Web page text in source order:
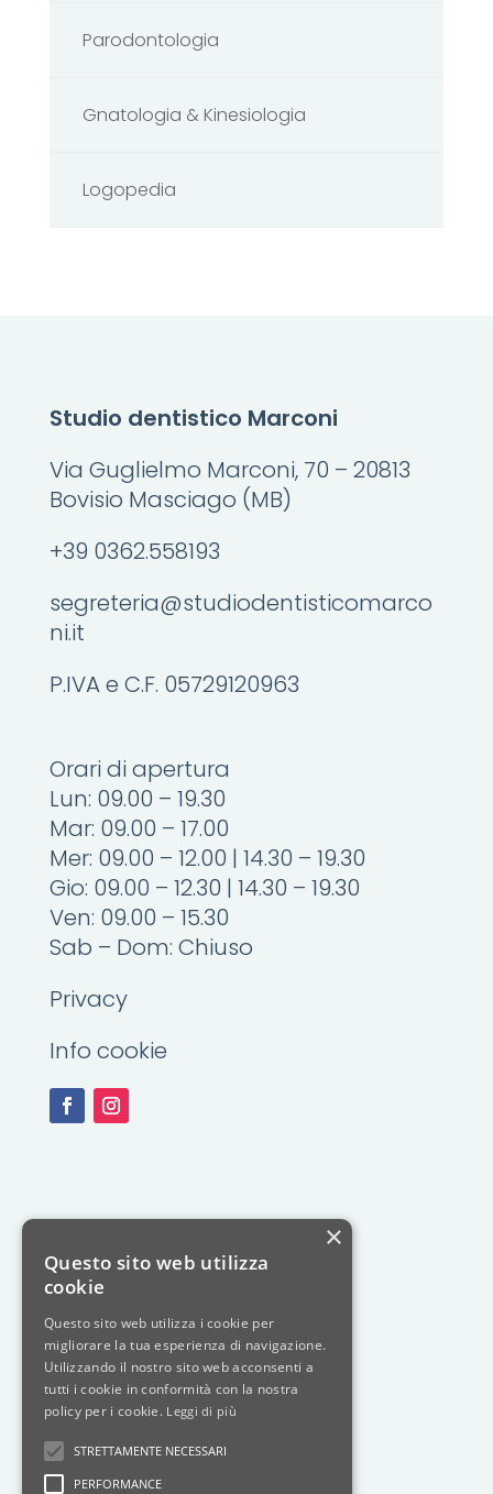
Parodontologia
Gnatologia & Kinesiologia
Logopedia
Studio dentistico Marconi
Via Guglielmo Marconi, 70 – 20813
Bovisio Masciago (MB)
+39 0362.558193
segreteria@studiodentisticomarco
ni.it
P.IVA e C.F. 05729120963
Orari di apertura
Lun: 09.00 – 19.30
Mar: 09.00 – 17.00
Mer: 09.00 – 12.00 | 14.30 – 19.30
Gio: 09.00 – 12.30 | 14.30 – 19.30
Ven: 09.00 – 15.30
Sab – Dom: Chiuso
Privacy
Info cookie
×
Questo sito web utilizza
cookie
Questo sito web utilizza i cookie per
migliorare la tua esperienza di navigazione.
Utilizzando il nostro sito web acconsenti a
tutti i cookie in conformità con la nostra
policy per i cookie. Leggi di più
STRETTAMENTE NECESSARI
PERFORMANCE